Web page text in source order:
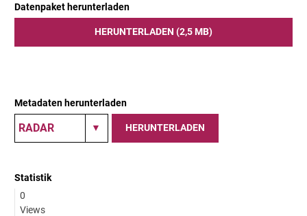
Datenpaket herunterladen
HERUNTERLADEN (2,5 MB)
Metadaten herunterladen
HERUNTERLADEN
Statistik
0
Views